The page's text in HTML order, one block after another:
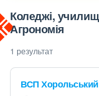
Коледжі,
Агрономія
1 результат
ВСП